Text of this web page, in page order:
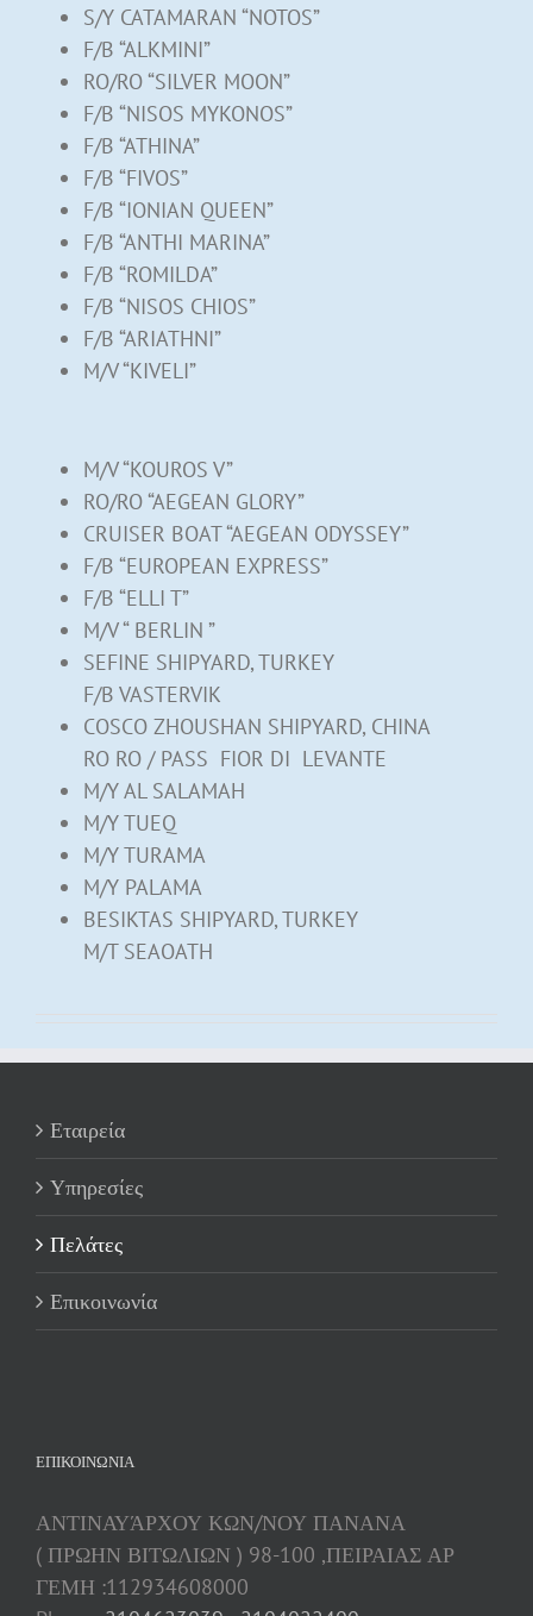
S/Y CATAMARAN “NOTOS”
F/B “ALKMINI”
RO/RO “SILVER MOON”
F/B “NISOS MYKONOS”
F/B “ATHINA”
F/B “FIVOS”
F/B “IONIAN QUEEN”
F/B “ANTHI MARINA”
F/B “ROMILDA”
F/B “NISOS CHIOS”
F/B “ARIATHNI”
M/V “KIVELI”
M/V “KOUROS V”
RO/RO “AEGEAN GLORY”
CRUISER BOAT “AEGEAN ODYSSEY”
F/B “EUROPEAN EXPRESS”
F/B “ELLI T”
M/V “ BERLIN ”
SEFINE SHIPYARD, TURKEY
F/B VASTERVIK
COSCO ZHOUSHAN SHIPYARD, CHINA
RO RO / PASS FIOR DI LEVANTE
M/Y AL SALAMAH
M/Y TUEQ
M/Y TURAMA
M/Y PALAMA
BESIKTAS SHIPYARD, TURKEY
M/T SEAOATH
Εταιρεία
Υπηρεσίες
Πελάτες
Επικοινωνία
ΕΠΙΚΟΙΝΩΝΊΑ
ΑΝΤΙΝΑΥΆΡΧΟΥ ΚΩΝ/ΝΟΥ ΠΑΝΑΝΑ
( ΠΡΩΗΝ ΒΙΤΩΛΙΩΝ ) 98-100 ,ΠΕΙΡΑΙΑΣ ΑΡ
ΓΕΜΗ :112934608000